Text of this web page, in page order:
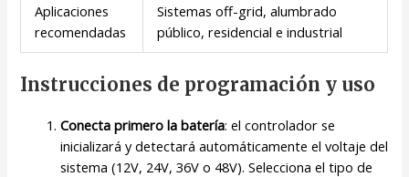
Aplicaciones
recomendadas
Sistemas off-grid, alumbrado
público, residencial e industrial
Instrucciones de programación y uso
Conecta primero la batería: el controlador se
inicializará y detectará automáticamente el voltaje del
sistema (12V, 24V, 36V o 48V). Selecciona el tipo de